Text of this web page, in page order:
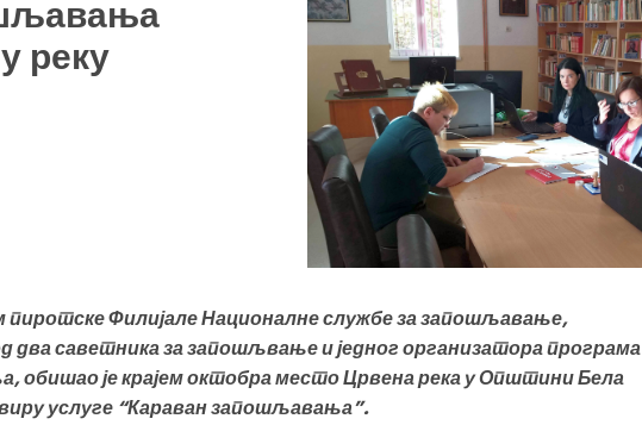
реку
Филијале Националне службе за запошљавање,
два саветника за запошљвање и једног организатора програма
обишао је крајем октобра место Црвена река у Општини Бела
услуге “Караван запошљавања”.